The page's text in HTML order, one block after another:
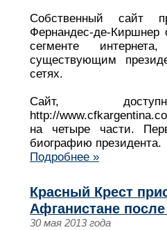
Собственный сайт
Фернандес-де-Киршнер
сегменте
существующим
сетях.
Сайт,
http://
на четыре части.
биографию президента.
Подробнее »
Красный Крест
Афганистане
30 мая 2013 года